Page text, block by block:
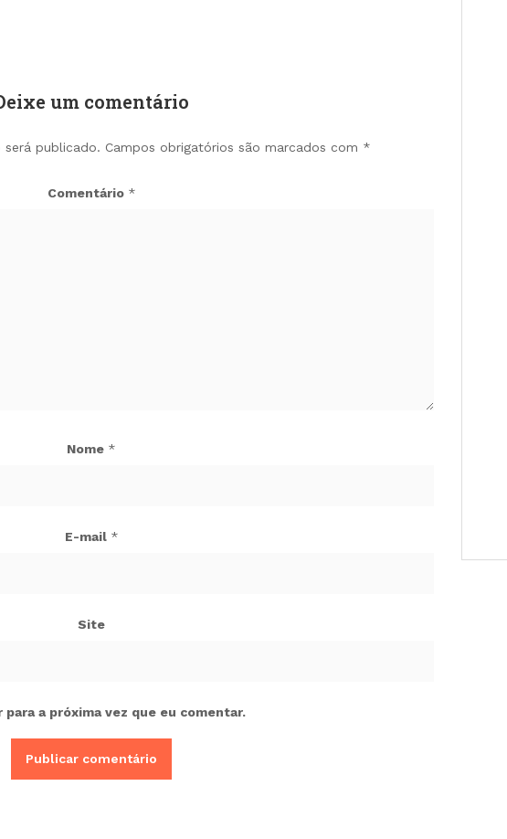
um comentário
será publicado. Campos obrigatórios são marcados com *
Comentário *
Nome *
E-mail *
Site
a próxima vez que eu comentar.